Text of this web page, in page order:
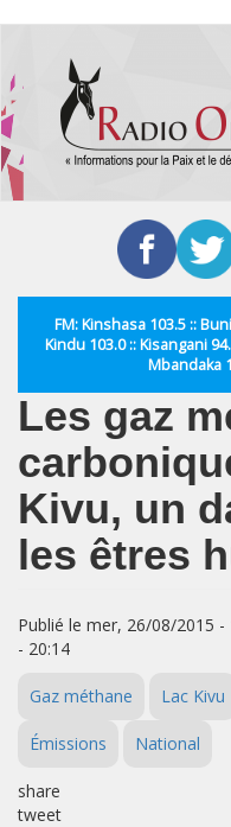
contenu
principal
FM: Kinshasa 103.5 ::
Kindu 103.0 :: Kisangani
Mbandaka
Les gaz
Kivu, un
les êtres
Publié le mer, 26/08/2015
- 20:14
Gaz méthane Lac Kivu
Émissions National
share
tweet